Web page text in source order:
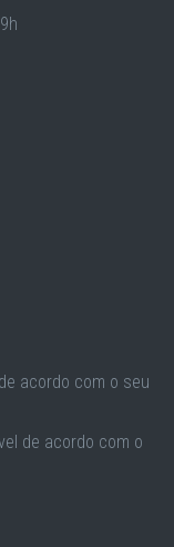
acordo com o seu
de acordo com o